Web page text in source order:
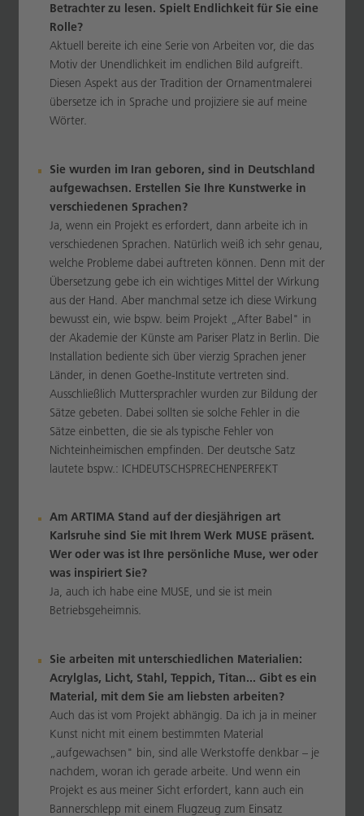
Betrachter zu lesen. Spielt Endlichkeit für Sie eine
Rolle?
Aktuell bereite ich eine Serie von Arbeiten vor, die das
Motiv der Unendlichkeit im endlichen Bild aufgreift.
Diesen Aspekt aus der Tradition der Ornamentmalerei
übersetze ich in Sprache und projiziere sie auf meine
Wörter.
Sie wurden im Iran geboren, sind in Deutschland
aufgewachsen. Erstellen Sie Ihre Kunstwerke in
verschiedenen Sprachen?
Ja, wenn ein Projekt es erfordert, dann arbeite ich in
verschiedenen Sprachen. Natürlich weiß ich sehr genau,
welche Probleme dabei auftreten können. Denn mit der
Übersetzung gebe ich ein wichtiges Mittel der Wirkung
aus der Hand. Aber manchmal setze ich diese Wirkung
bewusst ein, wie bspw. beim Projekt „After Babel" in
der Akademie der Künste am Pariser Platz in Berlin. Die
Installation bediente sich über vierzig Sprachen jener
Länder, in denen Goethe-Institute vertreten sind.
Ausschließlich Muttersprachler wurden zur Bildung der
Sätze gebeten. Dabei sollten sie solche Fehler in die
Sätze einbetten, die sie als typische Fehler von
Nichteinheimischen empfinden. Der deutsche Satz
lautete bspw.: ICHDEUTSCHSPRECHENPERFEKT
Am ARTIMA Stand auf der diesjährigen art
Karlsruhe sind Sie mit Ihrem Werk MUSE präsent.
Wer oder was ist Ihre persönliche Muse, wer oder
was inspiriert Sie?
Ja, auch ich habe eine MUSE, und sie ist mein
Betriebsgeheimnis.
Sie arbeiten mit unterschiedlichen Materialien:
Acrylglas, Licht, Stahl, Teppich, Titan... Gibt es ein
Material, mit dem Sie am liebsten arbeiten?
Auch das ist vom Projekt abhängig. Da ich ja in meiner
Kunst nicht mit einem bestimmten Material
„aufgewachsen" bin, sind alle Werkstoffe denkbar – je
nachdem, woran ich gerade arbeite. Und wenn ein
Projekt es aus meiner Sicht erfordert, kann auch ein
Bannerschlepp mit einem Flugzeug zum Einsatz